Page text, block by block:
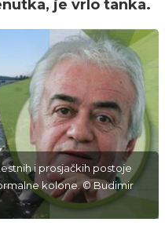
je vrlo tanka.
i prosjačkih postoje
kolone. © Budimir